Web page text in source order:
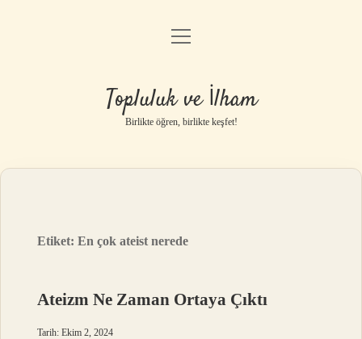
Anasayfa
Gizlilik Politikası
Yasal Uyarı
menüyü
Topluluk ve İlham
Birlikte öğren, birlikte keşfet!
Etiket:En çok ateist nerede
Ateizm Ne Zaman Ortaya Çıktı
Tarih: Ekim 2, 2024